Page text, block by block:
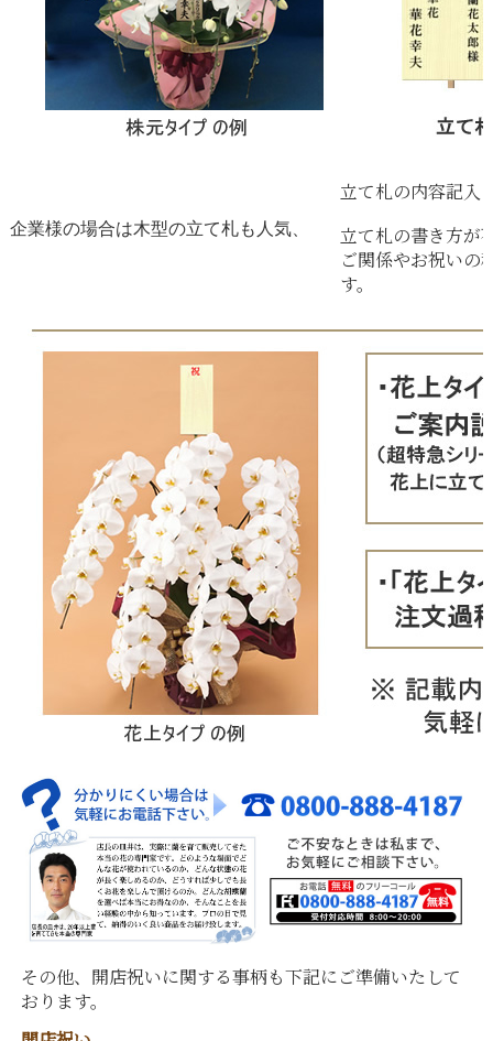
企業様の場合は木型の立て札も人気、
立て札の内容記入
立て札の書き方が
ご関係やお祝いの
す。
その他、開店祝いに関する事柄も下記にご準備いたして
おります。